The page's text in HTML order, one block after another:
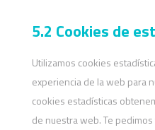
5.2 Cookies de
Utilizamos cookies
experiencia de la web para
cookies estadísticas
de nuestra web. Te